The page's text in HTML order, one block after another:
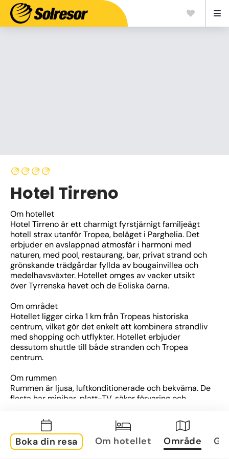
Hotel Tirreno
Om hotellet
Hotel Tirreno är ett charmigt fyrstjärnigt familjeägt
hotell strax utanför Tropea, beläget i Parghelia. Det
erbjuder en avslappnad atmosfär i harmoni med
naturen, med pool, restaurang, bar, privat strand och
grönskande trädgårdar fyllda av bougainvillea och
medelhavsväxter. Hotellet omges av vacker utsikt
över Tyrrenska havet och de Eoliska öarna.
Om området
Hotellet ligger cirka 1 km från Tropeas historiska
centrum, vilket gör det enkelt att kombinera strandliv
med shopping och utflykter. Hotellet erbjuder
dessutom shuttle till både stranden och Tropea
centrum.
Om rummen
Rummen är ljusa, luftkonditionerade och bekväma. De
flesta har minibar, platt-TV, säker förvaring och
Övrig information
Faciliteter: Pool med hydromassage och
Boka din resa Om hotellet Område